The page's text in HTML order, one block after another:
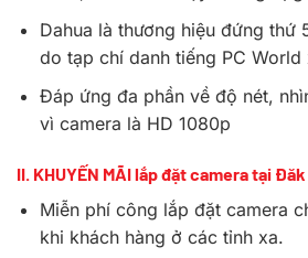
Dahua là thương hiệu đứng thứ
do tạp chí danh tiếng PC World
Đáp ứng đa phần về độ nét,
vì camera là HD 1080p
II. KHUYẾN MÃI lắp đặt camera tại
Miễn phí công lắp đặt camera
khi khách hàng ở các tỉnh xa.